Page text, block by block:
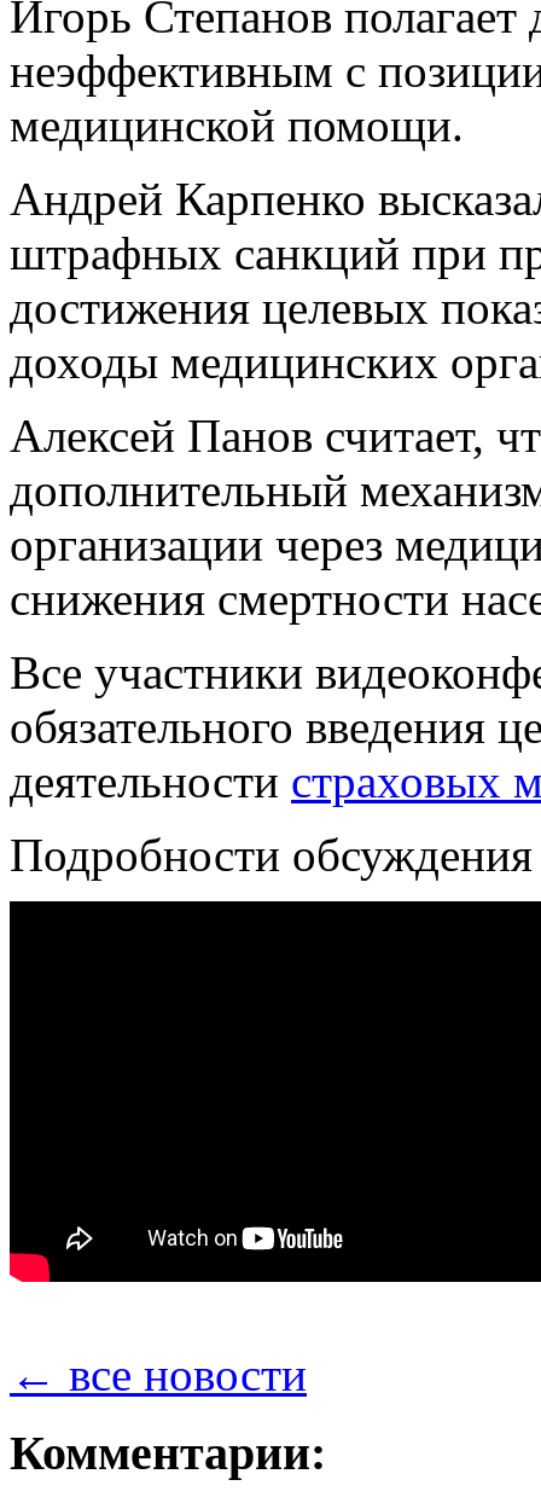
Игорь Степанов
неэффективным с
медицинской помощи.
Андрей Карпенко
штрафных санкций при
достижения целевых
доходы медицинских
Алексей Панов считает,
дополнительный
организации через
снижения смертности
Все участники
обязательного введения
деятельности страховых
Подробности
← все новости
Комментарии: